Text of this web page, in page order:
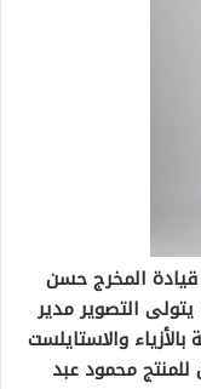
المخرج حسن
التصوير مدير
والاستايلست
محمود عبد